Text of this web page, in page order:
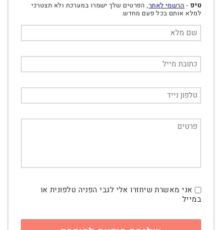
טיפ - הרשמי לאתר, הפרטים שלך ישמרו במערכת ולא תצטרכי
למלא אותם בכל פעם מחדש.
אני מאשרת שיחזרו אלי לגבי הפניה טלפונית או
במייל